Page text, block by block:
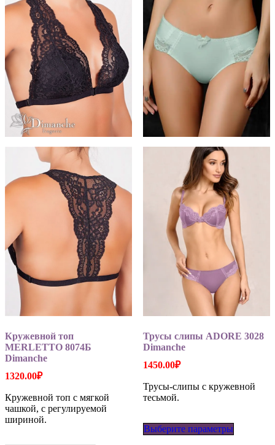
Кружевной топ
MERLETTO 8074Б
Dimanche
1320.00₽
Кружевной топ с мягкой
чашкой, с регулируемой
шириной.
Трусы слипы ADORE 3028
Dimanche
1450.00₽
Трусы-слипы с кружевной
тесьмой.
Выберите параметры